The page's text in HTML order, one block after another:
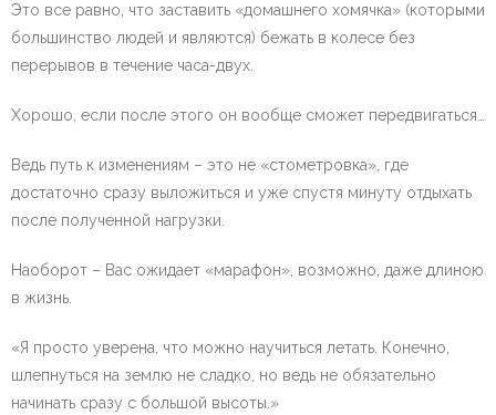
Это все равно, что заставить «домашнего хомячка» (которыми
большинство людей и являются) бежать в колесе без
перерывов в течение часа-двух.
Хорошо, если после этого он вообще сможет передвигаться…
Ведь путь к изменениям – это не «стометровка», где
достаточно сразу выложиться и уже спустя минуту отдыхать
после полученной нагрузки.
Наоборот – Вас ожидает «марафон», возможно, даже длиною
в жизнь.
«Я просто уверена, что можно научиться летать. Конечно,
шлепнуться на землю не сладко, но ведь не обязательно
начинать сразу с большой высоты.»